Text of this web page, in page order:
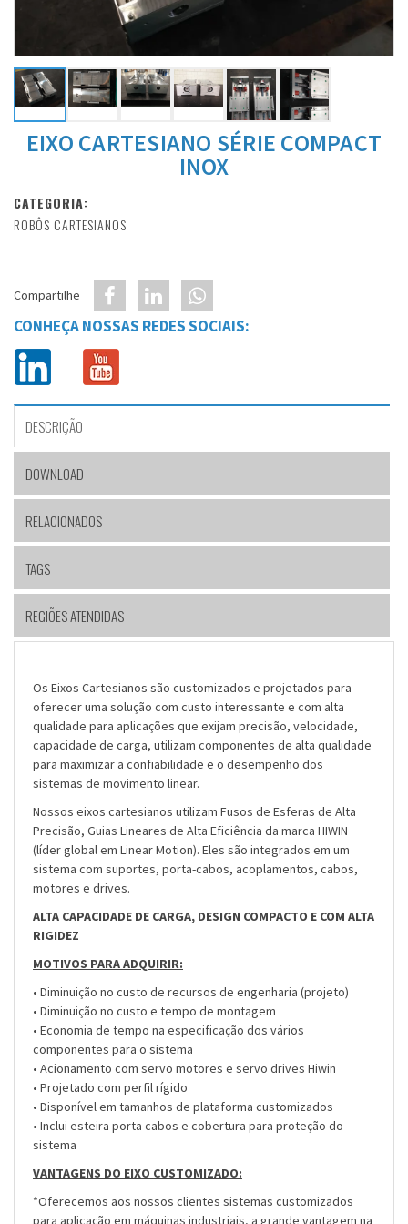
EIXO CARTESIANO SÉRIE COMPACT
INOX
CATEGORIA:
ROBÔS CARTESIANOS
Compartilhe
CONHEÇA NOSSAS REDES SOCIAIS:
DESCRIÇÃO
DOWNLOAD
RELACIONADOS
TAGS
REGIÕES ATENDIDAS
Os Eixos Cartesianos são customizados e projetados para
oferecer uma solução com custo interessante e com alta
qualidade para aplicações que exijam precisão, velocidade,
capacidade de carga, utilizam componentes de alta qualidade
para maximizar a confiabilidade e o desempenho dos
sistemas de movimento linear.
Nossos eixos cartesianos utilizam Fusos de Esferas de Alta
Precisão, Guias Lineares de Alta Eficiência da marca HIWIN
(líder global em Linear Motion). Eles são integrados em um
sistema com suportes, porta-cabos, acoplamentos, cabos,
motores e drives.
ALTA CAPACIDADE DE CARGA, DESIGN COMPACTO E COM ALTA
RIGIDEZ
MOTIVOS PARA ADQUIRIR:
• Diminuição no custo de recursos de engenharia (projeto)
• Diminuição no custo e tempo de montagem
• Economia de tempo na especificação dos vários
componentes para o sistema
• Acionamento com servo motores e servo drives Hiwin
• Projetado com perfil rígido
• Disponível em tamanhos de plataforma customizados
• Inclui esteira porta cabos e cobertura para proteção do
sistema
VANTAGENS DO EIXO CUSTOMIZADO:
*Oferecemos aos nossos clientes sistemas customizados
para aplicação em máquinas industriais, a grande vantagem na